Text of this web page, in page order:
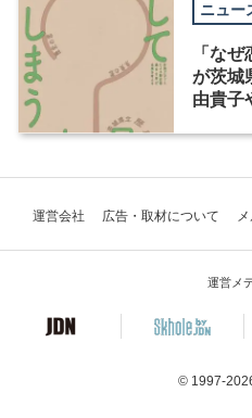
ニュー
「な
が茨城
由貴子
運営会社 広告・取材について
運営メ
© 1997-